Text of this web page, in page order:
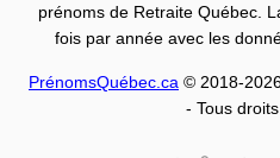
prénoms de Retraite Québec.
fois par année avec les
PrénomsQuébec.ca © 2018-
- Tous